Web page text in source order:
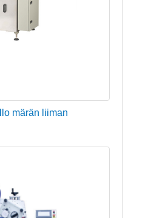
märän liiman